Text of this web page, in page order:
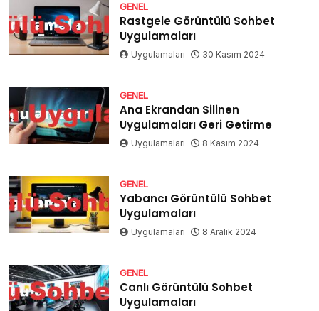
GENEL
Rastgele Görüntülü Sohbet
Uygulamaları
Uygulamaları 30 Kasım 2024
GENEL
Ana Ekrandan Silinen
Uygulamaları Geri Getirme
Uygulamaları 8 Kasım 2024
GENEL
Yabancı Görüntülü Sohbet
Uygulamaları
Uygulamaları 8 Aralık 2024
GENEL
Canlı Görüntülü Sohbet
Uygulamaları